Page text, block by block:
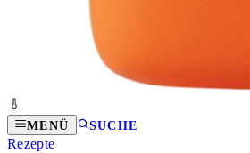
MENÜ SUCHE
Rezepte